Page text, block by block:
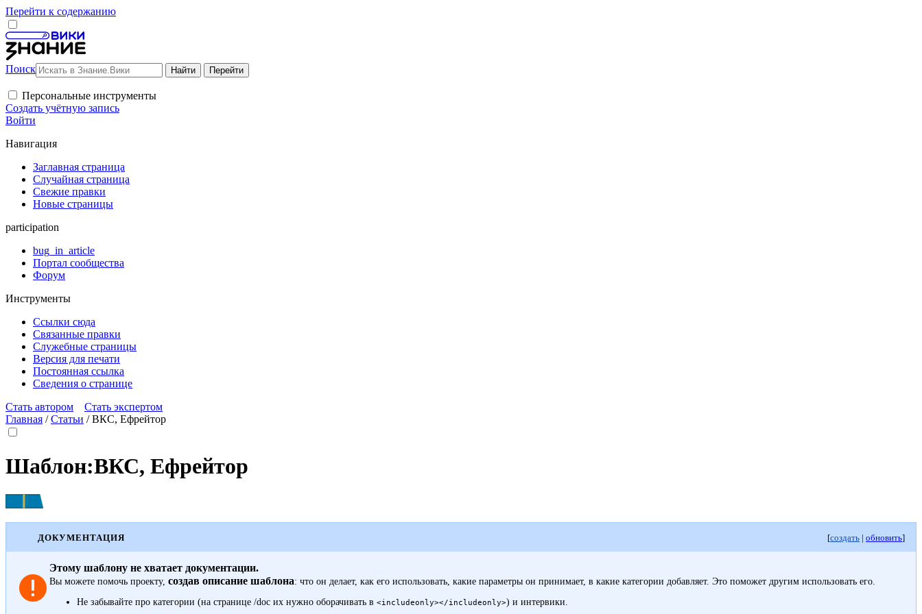
Перейти к содержанию
Поиск
Персональные инструменты
Создать учётную запись
Войти
Навигация
Заглавная страница
Случайная страница
Свежие правки
Новые страницы
participation
bug_in_article
Портал сообщества
Форум
Инструменты
Ссылки сюда
Связанные правки
Служебные страницы
Версия для печати
Постоянная ссылка
Сведения о странице
Стать автором
Стать экспертом
Главная /Статьи /ВКС, Ефрейтор
Шаблон:ВКС, Ефрейтор
ДОКУМЕНТАЦИЯ [создать | обновить]
Этому шаблону не хватает документации.
Вы можете помочь проекту, создав описание шаблона: что он делает, как его использовать, какие параметры он принимает, в какие категории добавляет. Это поможет другим использовать его.
Не забывайте про категории (на странице /doc их нужно оборачивать в <includeonly></includeonly>) и интервики.